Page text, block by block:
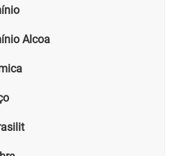
Alcoa